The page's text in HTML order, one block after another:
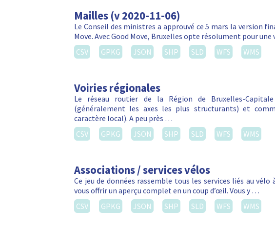
Mailles (v 2020-11-06)
Le Conseil des ministres a approuvé ce 5 mars la version
Move. Avec Good Move, Bruxelles opte résolument pour
CSV
GPKG JSON SHP SLD WFS WMS
Voiries régionales
Le réseau routier de la Région de Bruxelles-
(généralement les axes les plus structurants) et
caractère local). A peu près …
CSV
GPKG JSON SHP SLD WFS WMS
Associations / services vélos
Ce jeu de données rassemble tous les services liés au
vous offrir un aperçu complet en un coup d’œil. Vous y …
CSV
GPKG JSON SHP SLD WFS WMS